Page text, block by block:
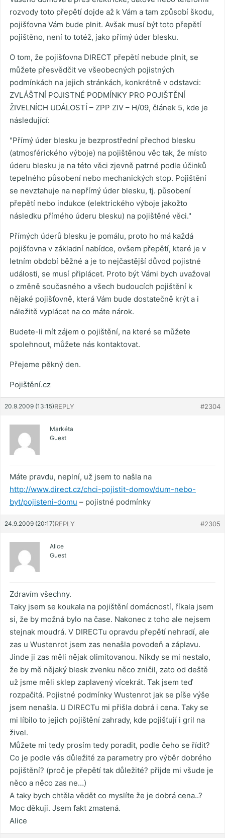
rozvody toto přepětí dojde až k Vám a tam způsobí škodu,
pojišťovna Vám bude plnit. Avšak musí být toto přepětí
pojištěno, není to totéž, jako přímý úder blesku.
O tom, že pojišťovna DIRECT přepětí nebude plnit, se
můžete přesvědčit ve všeobecných pojistných
podmínkách na jejich stránkách, konkrétně v odstavci:
ZVLÁŠTNÍ POJISTNÉ PODMÍNKY PRO POJIŠTĚNÍ
ŽIVELNÍCH UDÁLOSTÍ – ZPP ZIV – H/09, článek 5, kde je
následující:
"Přímý úder blesku je bezprostřední přechod blesku
(atmosférického výboje) na pojištěnou věc tak, že místo
úderu blesku je na této věci zjevně patrné podle účinků
tepelného působení nebo mechanických stop. Pojištění
se nevztahuje na nepřímý úder blesku, tj. působení
přepětí nebo indukce (elektrického výboje jakožto
následku přímého úderu blesku) na pojištěné věci."
Přímých úderů blesku je pomálu, proto ho má každá
pojišťovna v základní nabídce, ovšem přepětí, které je v
letním období běžné a je to nejčastější důvod pojistné
události, se musí připlácet. Proto být Vámi bych uvažoval
o změně současného a všech budoucích pojištění k
nějaké pojišťovně, která Vám bude dostatečně krýt a i
náležitě vyplácet na co máte nárok.
Budete-li mít zájem o pojištění, na které se můžete
spolehnout, můžete nás kontaktovat.
Přejeme pěkný den.
Pojištění.cz
20.9.2009 (13:15) #2304
REPLY
Markéta
Guest
Máte pravdu, neplní, už jsem to našla na
http://www.direct.cz/chci-pojistit-domov/dum-nebo-
byt/pojisteni-domu – pojistné podmínky
24.9.2009 (20:17) #2305
REPLY
Alice
Guest
Zdravím všechny.
Taky jsem se koukala na pojištění domácností, říkala jsem
si, že by možná bylo na čase. Nakonec z toho ale nejsem
stejnak moudrá. V DIRECTu opravdu přepětí nehradí, ale
zas u Wustenrot jsem zas nenašla povodeň a záplavu.
Jinde ji zas měli nějak olimitovanou. Nikdy se mi nestalo,
že by mě nějaký blesk zvenku něco zničil, zato od deště
už jsme měli sklep zaplavený vícekrát. Tak jsem teď
rozpačitá. Pojistné podmínky Wustenrot jak se píše výše
jsem nenašla. U DIRECTu mi přišla dobrá i cena. Taky se
mi líbilo to jejich pojištění zahrady, kde pojišťují i gril na
živel.
Můžete mi tedy prosím tedy poradit, podle čeho se řídit?
Co je podle vás důležité za parametry pro výběr dobrého
pojištění? (proč je přepětí tak důležité? přijde mi všude je
něco a něco zas ne…)
A taky bych chtěla vědět co myslíte že je dobrá cena..?
Moc děkuji. Jsem fakt zmatená.
Alice